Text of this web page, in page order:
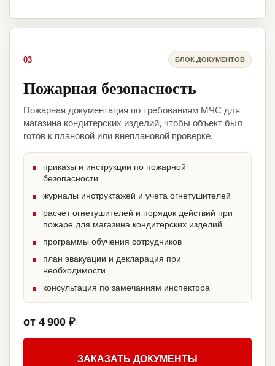
03 БЛОК ДОКУМЕНТОВ
Пожарная безопасность
Пожарная документация по требованиям МЧС для
магазина кондитерских изделий, чтобы объект был
готов к плановой или внеплановой проверке.
приказы и инструкции по пожарной
безопасности
журналы инструктажей и учета огнетушителей
расчет огнетушителей и порядок действий при
пожаре для магазина кондитерских изделий
программы обучения сотрудников
план эвакуации и декларация при
необходимости
консультация по замечаниям инспектора
от 4 900 ₽
ЗАКАЗАТЬ ДОКУМЕНТЫ